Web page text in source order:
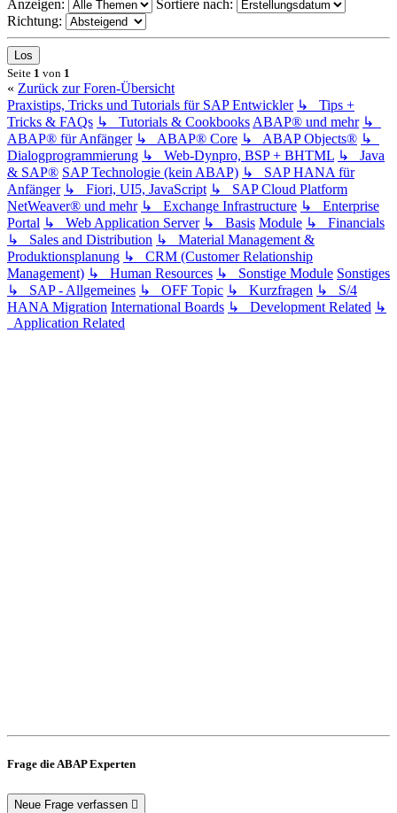
Anzeigen:
Sortiere nach:
Richtung:
Seite 1 von 1
« Zurück zur Foren-Übersicht
Praxistips, Tricks und Tutorials für SAP Entwickler ↳ Tips +
Tricks & FAQs ↳ Tutorials & CookbooksABAP® und mehr ↳
ABAP® für Anfänger ↳ ABAP® Core ↳ ABAP Objects® ↳
Dialogprogrammierung ↳ Web-Dynpro, BSP + BHTML ↳ Java
& SAP® SAP Technologie (kein ABAP) ↳ SAP HANA für
Anfänger ↳ Fiori, UI5, JavaScript ↳ SAP Cloud Platform
NetWeaver® und mehr ↳ Exchange Infrastructure ↳ Enterprise
Portal ↳ Web Application Server ↳ Basis Module ↳ Financials
↳ Sales and Distribution ↳ Material Management &
Produktionsplanung ↳ CRM (Customer Relationship
Management) ↳ Human Resources ↳ Sonstige Module Sonstiges
↳ SAP - Allgemeines ↳ OFF Topic ↳ Kurzfragen ↳ S/4
HANA Migration International Boards ↳ Development Related ↳
Application Related
Frage die ABAP Experten
Neue Frage verfassen